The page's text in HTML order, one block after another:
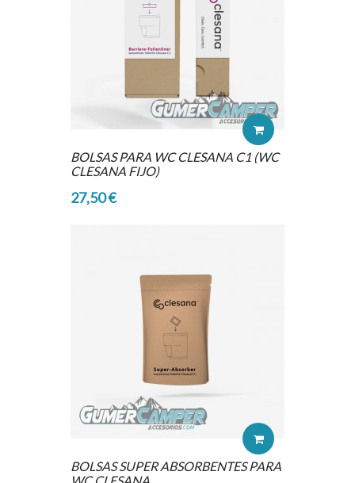
BOLSAS PARA WC CLESANA C1 (WC
CLESANA FIJO)
27,50 €
BOLSAS SUPER ABSORBENTES PARA